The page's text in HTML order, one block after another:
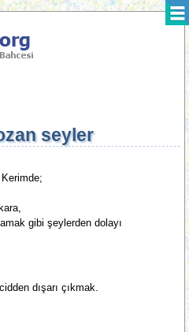
seyler
gibi şeylerden dolayı
dışarı çıkmak.